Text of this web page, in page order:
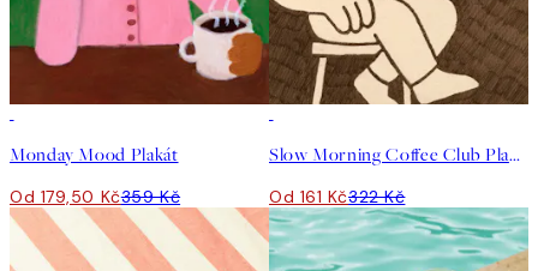
Monday Mood Plakát
Od 179,50 Kč359 Kč
Slow Morning Coffee Club Plakát
Od 161 Kč322 Kč